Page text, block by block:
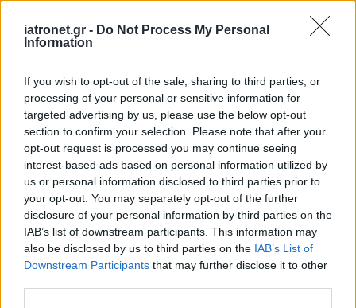
iatronet.gr - Do Not Process My Personal
Information
If you wish to opt-out of the sale, sharing to third parties, or
processing of your personal or sensitive information for
targeted advertising by us, please use the below opt-out
section to confirm your selection. Please note that after your
opt-out request is processed you may continue seeing
interest-based ads based on personal information utilized by
us or personal information disclosed to third parties prior to
your opt-out. You may separately opt-out of the further
disclosure of your personal information by third parties on the
IAB’s list of downstream participants. This information may
also be disclosed by us to third parties on the IAB’s List of
Downstream Participants that may further disclose it to other
Προσθέστε το iatronet.gr στο Discover
shares
ΔΙΑΒΑΣΤΕ ΑΚΟΜΑ
"Το δημογραφικό είναι
μαραθώνιος που πρέπει
να τρέξουμε με ρυθμό
σπριντ"